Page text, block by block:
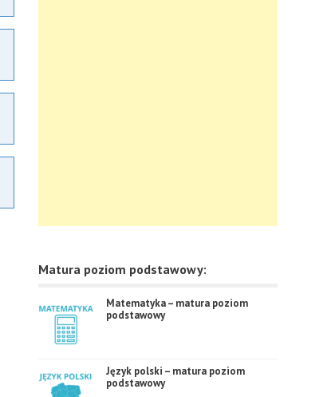
Matura poziom podstawowy:
Matematyka – matura poziom
podstawowy
Język polski – matura poziom
podstawowy